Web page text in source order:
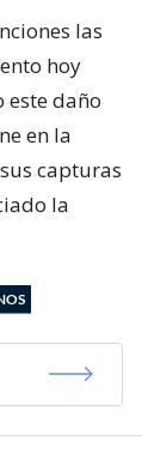
las
hoy
este daño
en la
capturas
la